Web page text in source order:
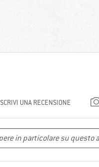
SCRIVI UNA RECENSIONE